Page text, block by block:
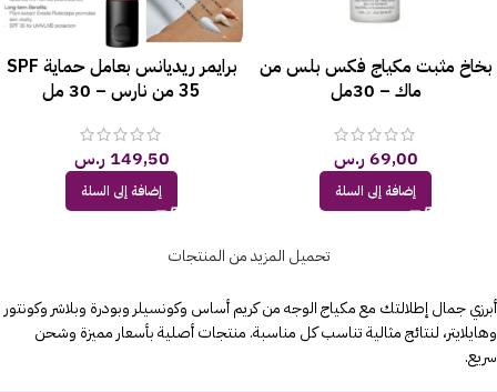
بخاخ مثبت مكياج فكس بلس من
ماك – 30مل
69,00ر.س
إضافة إلى السلة
برايمر ريديانس بعامل حماية SPF
35 من نارس – 30 مل
149,50 ر.س
إضافة إلى السلة
تحميل المزيد من المنتجات
أبرزي جمال إطلالتك مع مكياج الوجه من كريم أساس وكونسيلر وبودرة وبلاشر وكونتور
وهايلايتر، لنتائج مثالية تناسب كل مناسبة. منتجات أصلية بأسعار مميزة وشحن
سريع.